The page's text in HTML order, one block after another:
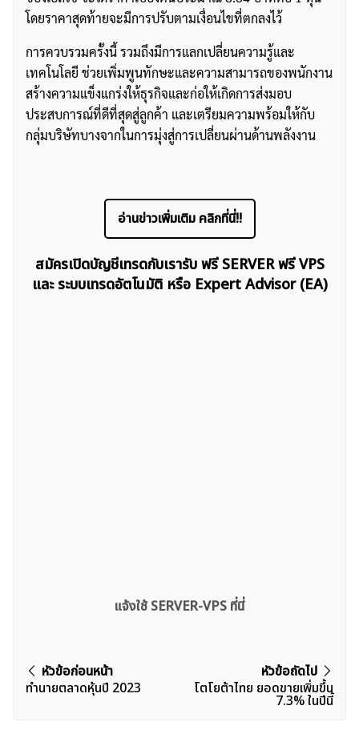
ค้นหา
โดยราคาสุดท้ายจะมีการปรับตามเงื่อนไขที่ตกลงไว้
การควบรวมครั้งนี้ รวมถึงมีการแลกเปลี่ยนความรู้และ
เทคโนโลยี ช่วยเพิ่มพูนทักษะและความสามารถของพนักงาน
สร้างความแข็งแกร่งให้ธุรกิจและก่อให้เกิดการส่งมอบ
ประสบการณ์ที่ดีที่สุดสู่ลูกค้า และเตรียมความพร้อมให้กับ
กลุ่มบริษัทบางจากในการมุ่งสู่การเปลี่ยนผ่านด้านพลังงาน
อ่านข่าวเพิ่มเติม คลิกที่นี่!!
สมัครเปิดบัญชีเทรดกับเรารับ ฟรี SERVER ฟรี VPS
และ ระบบเทรดอัตโนมัติ หรือ Expert Advisor (EA)
แจ้งใช้ SERVER-VPS ที่นี่
แนะแนว
เรื่อง
หัวข้อก่อนหน้า
ทำนายตลาดหุ้นปี 2023
หัวข้อถัดไป
โตโยต้าไทย ยอดขายเพิ่มขึ้น
7.3% ในปีนี้